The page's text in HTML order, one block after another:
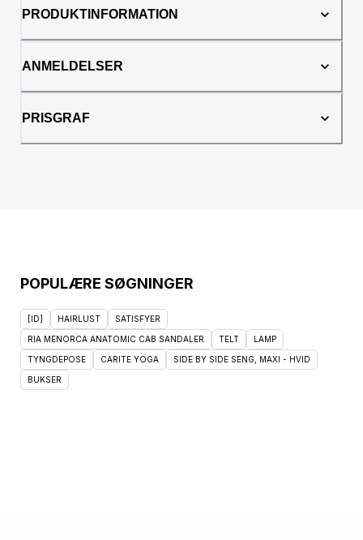
PRODUKTINFORMATION
ANMELDELSER
PRISGRAF
POPULÆRE SØGNINGER
[ID] HAIRLUST SATISFYER
RIA MENORCA ANATOMIC CAB SANDALER TELT LAMP
TYNGDEPOSE CARITE YOGA SIDE BY SIDE SENG, MAXI - HVID
BUKSER